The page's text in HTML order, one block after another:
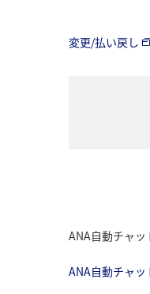
変更/払い戻し
ANA自動チャ
ANA自動チャ